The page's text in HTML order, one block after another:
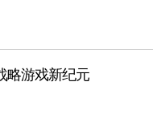
略游戏新纪元